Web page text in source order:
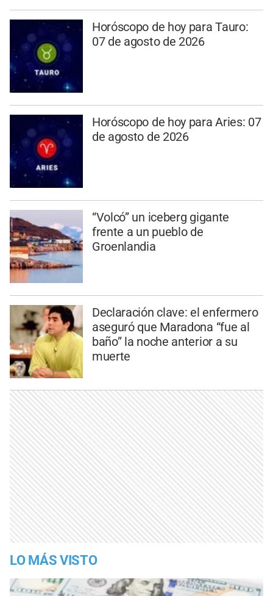
Horóscopo de hoy para Tauro:
07 de agosto de 2026
Horóscopo de hoy para Aries: 07
de agosto de 2026
“Volcó” un iceberg gigante
frente a un pueblo de
Groenlandia
Declaración clave: el enfermero
aseguró que Maradona “fue al
baño” la noche anterior a su
muerte
LO MÁS VISTO